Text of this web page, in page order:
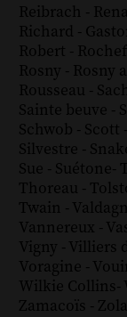
Reibrach -
Richard -
Robert -
Rosny - Rosny
Rousseau -
Sainte beuve -
Schwob - Scott -
Silvestre -
Sue - Suétone-
Thoreau -
Twain -
Vannereux -
Vigny - Villiers
Voragine -
Wilkie Collins-
Zamacoïs - Zola